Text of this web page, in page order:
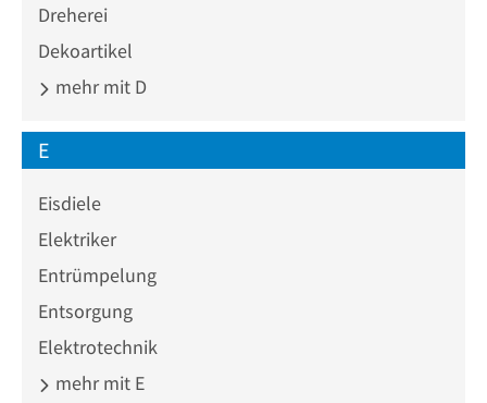
Dreherei
Dekoartikel
mehr mit D
E
Eisdiele
Elektriker
Entrümpelung
Entsorgung
Elektrotechnik
mehr mit E